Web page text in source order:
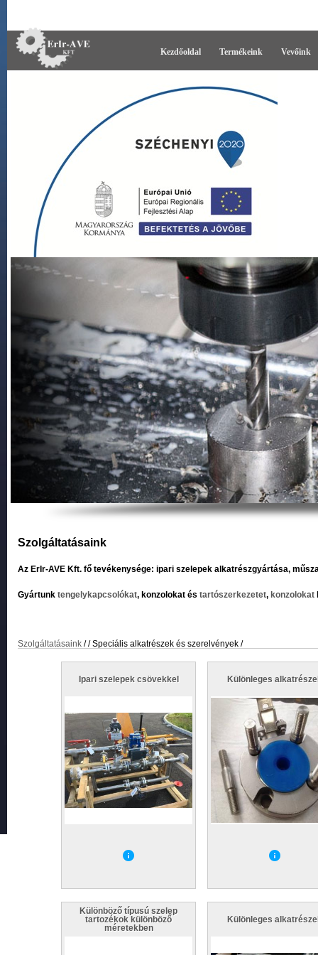
Kezdőoldal Termékeink Vevőink
Szolgáltatásaink
Az ErIr-AVE Kft. fő tevékenysége: ipari szelepek alkatrészgyártása,
Gyártunk tengelykapcsolókat, konzolokat és tartószerkezetet, konzolokat
Szolgáltatásaink // Speciális alkatrészek és szerelvények /
Ipari szelepek csövekkel Különleges
Különböző típusú szelep
tartozékok különböző
méretekben
Különleges